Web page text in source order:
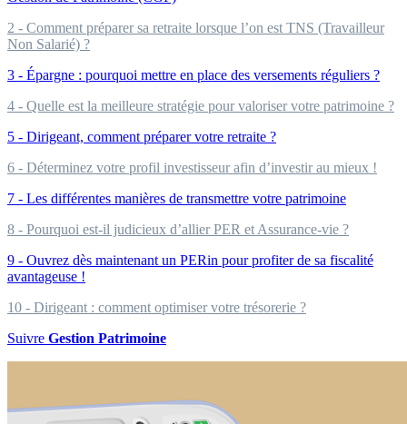
2 - Comment préparer sa retraite lorsque l’on est TNS (Travailleur
Non Salarié) ?
3 - Épargne : pourquoi mettre en place des versements réguliers ?
4 - Quelle est la meilleure stratégie pour valoriser votre patrimoine ?
5 - Dirigeant, comment préparer votre retraite ?
6 - Déterminez votre profil investisseur afin d’investir au mieux !
7 - Les différentes manières de transmettre votre patrimoine
8 - Pourquoi est-il judicieux d’allier PER et Assurance-vie ?
9 - Ouvrez dès maintenant un PERin pour profiter de sa fiscalité
avantageuse !
10 - Dirigeant : comment optimiser votre trésorerie ?
Suivre Gestion Patrimoine